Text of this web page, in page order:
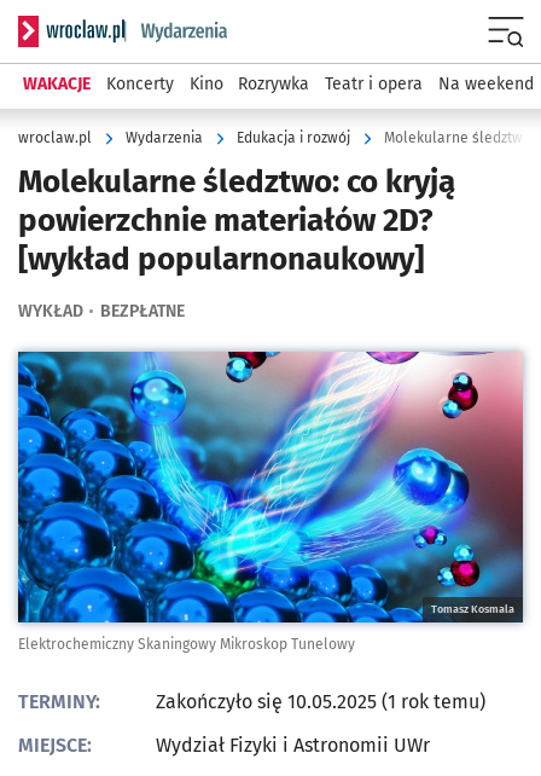
Serwis informacyjny wroclaw.pl podserwis: Wydarzenia
WAKACJE Koncerty Kino Rozrywka Teatr i opera Na weekend
wroclaw.pl Wydarzenia Edukacja i rozwój
Molekularne śledztwo: co kryją
powierzchnie materiałów 2D?
[wykład popularnonaukowy]
WYKŁAD BEZPŁATNE
Kliknij, aby powiększyć
Tomasz Kosmala
Elektrochemiczny Skaningowy Mikroskop Tunelowy
TERMINY:
Zakończyło się 10.05.2025 (1 rok temu)
MIEJSCE:
Wydział Fizyki i Astronomii UWr